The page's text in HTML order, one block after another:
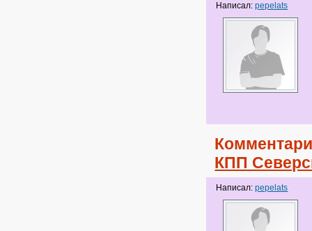
Написал:pepelats
КПП
Написал:pepelats